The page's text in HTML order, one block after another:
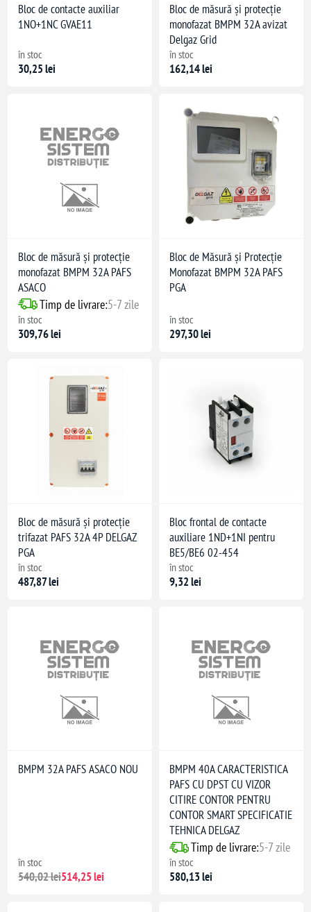
Bloc de contacte auxiliar
1NO+1NC GVAE11
în stoc
30,25 lei
Bloc de măsură și protecție
monofazat BMPM 32A avizat
Delgaz Grid
în stoc
162,14 lei
Bloc de măsură și protecție
monofazat BMPM 32A PAFS
ASACO
Timp de livrare:5-7 zile
în stoc
309,76 lei
Bloc de Măsură și Protecție
Monofazat BMPM 32A PAFS
PGA
în stoc
297,30 lei
Bloc de măsură și protecție
trifazat PAFS 32A 4P DELGAZ
PGA
în stoc
487,87 lei
Bloc frontal de contacte
auxiliare 1ND+1NI pentru
BE5/BE6 02-454
în stoc
9,32 lei
BMPM 32A PAFS ASACO NOU
în stoc
540,02 lei514,25 lei
BMPM 40A CARACTERISTICA
PAFS CU DPST CU VIZOR
CITIRE CONTOR PENTRU
CONTOR SMART SPECIFICATIE
TEHNICA DELGAZ
Timp de livrare:5-7 zile
în stoc
580,13 lei